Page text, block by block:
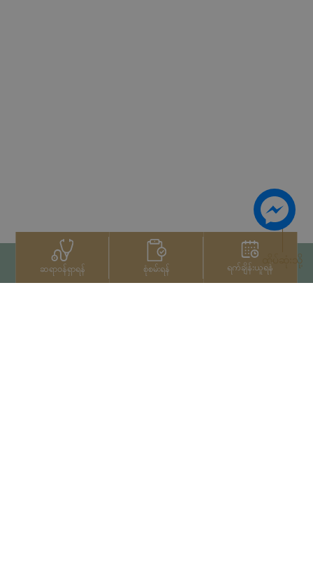
ဆရာဝန်ရှာရန် စုံစမ်းရန် ရက်ချိန်းယူရန်ထိပ်ဆုံးသို့